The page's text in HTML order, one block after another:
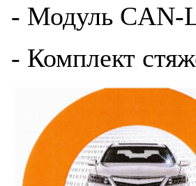
- Модуль CAN-
- Комплект